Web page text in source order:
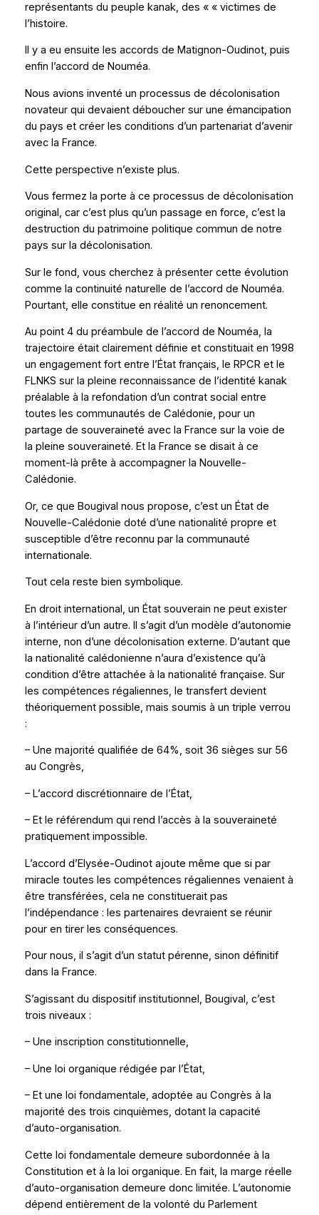
représentants du peuple kanak, des « « victimes de
l’histoire.
Il y a eu ensuite les accords de Matignon-Oudinot, puis
enfin l’accord de Nouméa.
Nous avions inventé un processus de décolonisation
novateur qui devaient déboucher sur une émancipation
du pays et créer les conditions d’un partenariat d’avenir
avec la France.
Cette perspective n’existe plus.
Vous fermez la porte à ce processus de décolonisation
original, car c’est plus qu’un passage en force, c’est la
destruction du patrimoine politique commun de notre
pays sur la décolonisation.
Sur le fond, vous cherchez à présenter cette évolution
comme la continuité naturelle de l’accord de Nouméa.
Pourtant, elle constitue en réalité un renoncement.
Au point 4 du préambule de l’accord de Nouméa, la
trajectoire était clairement définie et constituait en 1998
un engagement fort entre l’État français, le RPCR et le
FLNKS sur la pleine reconnaissance de l’identité kanak
préalable à la refondation d’un contrat social entre
toutes les communautés de Calédonie, pour un
partage de souveraineté avec la France sur la voie de
la pleine souveraineté. Et la France se disait à ce
moment-là prête à accompagner la Nouvelle-
Calédonie.
Or, ce que Bougival nous propose, c’est un État de
Nouvelle-Calédonie doté d’une nationalité propre et
susceptible d’être reconnu par la communauté
internationale.
Tout cela reste bien symbolique.
En droit international, un État souverain ne peut exister
à l’intérieur d’un autre. Il s’agit d’un modèle d’autonomie
interne, non d’une décolonisation externe. D’autant que
la nationalité calédonienne n’aura d’existence qu’à
condition d’être attachée à la nationalité française. Sur
les compétences régaliennes, le transfert devient
théoriquement possible, mais soumis à un triple verrou
:
– Une majorité qualifiée de 64%, soit 36 sièges sur 56
au Congrès,
– L’accord discrétionnaire de l’État,
– Et le référendum qui rend l’accès à la souveraineté
pratiquement impossible.
L’accord d’Elysée-Oudinot ajoute même que si par
miracle toutes les compétences régaliennes venaient à
être transférées, cela ne constituerait pas
l’indépendance : les partenaires devraient se réunir
pour en tirer les conséquences.
Pour nous, il s’agit d’un statut pérenne, sinon définitif
dans la France.
S’agissant du dispositif institutionnel, Bougival, c’est
trois niveaux :
– Une inscription constitutionnelle,
– Une loi organique rédigée par l’État,
– Et une loi fondamentale, adoptée au Congrès à la
majorité des trois cinquièmes, dotant la capacité
d’auto-organisation.
Cette loi fondamentale demeure subordonnée à la
Constitution et à la loi organique. En fait, la marge réelle
d’auto-organisation demeure donc limitée. L’autonomie
dépend entièrement de la volonté du Parlement